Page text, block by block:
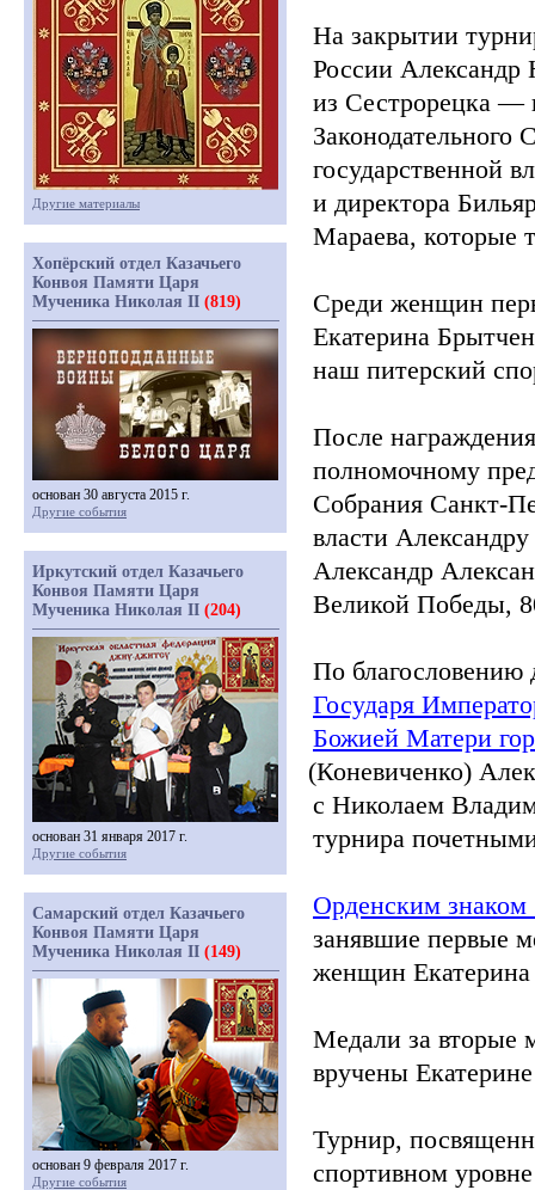
На закрытии
России Александр
из Сестрорецка —
Законодательного
государственной
и директора
Мараева, которые
Среди женщин
Екатерина
наш питерский
После
полномочному
Собрания Санкт-
власти
Александр
Великой Победы,
По благословению
Государя
Божией Матери
(Коневиченко)
с Николаем
турнира
Орденским знаком
занявшие первые
женщин
Медали за вторые
вручены
Турнир,
спортивном
Другие материалы
Хопёрский отдел Казачьего
Конвоя Памяти Царя
Мученика Николая II (819)
основан 30 августа 2015 г.
Другие события
Иркутский отдел Казачьего
Конвоя Памяти Царя
Мученика Николая II (204)
основан 31 января 2017 г.
Другие события
Самарский отдел Казачьего
Конвоя Памяти Царя
Мученика Николая II (149)
основан 9 февраля 2017 г.
Другие события